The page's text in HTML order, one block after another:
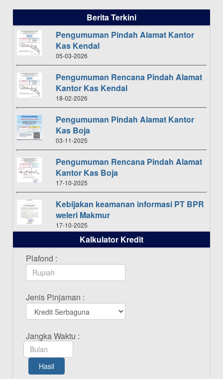
Berita Terkini
Pengumuman Pindah Alamat Kantor
Kas Kendal
05-03-2026
Pengumuman Rencana Pindah Alamat
Kantor Kas Kendal
18-02-2026
Pengumuman Pindah Alamat Kantor
Kas Boja
03-11-2025
Pengumuman Rencana Pindah Alamat
Kantor Kas Boja
17-10-2025
Kebijakan keamanan informasi PT BPR
weleri Makmur
17-10-2025
Daftar Pemenang Undian TAMASHA
Bulan Oktober 2025
16-10-2025
Bulan September 2025
20-09-2025
Daftar Pemenang Undian TAMASHA
Bulan Agustus 2025
Pengumuman Tutup Kantor Kantor
Kalkulator Kredit
Plafond :
Jenis Pinjaman :
Jangka Waktu :
Hasil